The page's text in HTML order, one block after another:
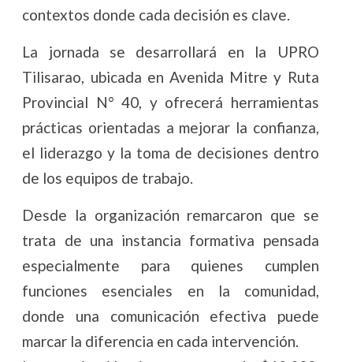
contextos donde cada decisión es clave.
La jornada se desarrollará en la UPRO
Tilisarao, ubicada en Avenida Mitre y Ruta
Provincial N° 40, y ofrecerá herramientas
prácticas orientadas a mejorar la confianza,
el liderazgo y la toma de decisiones dentro
de los equipos de trabajo.
Desde la organización remarcaron que se
trata de una instancia formativa pensada
especialmente para quienes cumplen
funciones esenciales en la comunidad,
donde una comunicación efectiva puede
marcar la diferencia en cada intervención.